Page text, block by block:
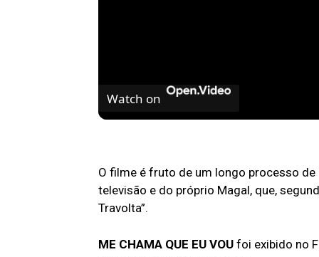
Watch on
O filme é fruto de um longo processo
televisão e do próprio Magal, que,
Travolta”.
ME CHAMA QUE EU VOU foi exibido no